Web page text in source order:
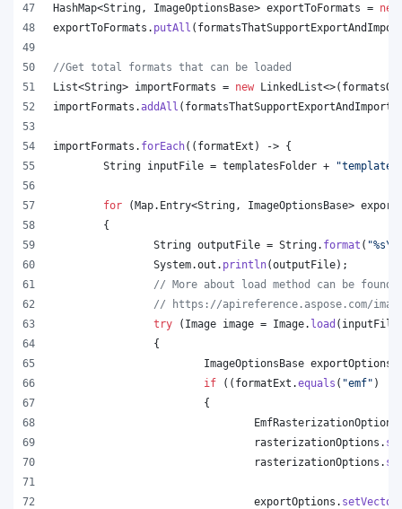
HashMap<String , ImageOptionsBase> exportToFormats = new
exportToFormats . putAll (
//Get total formats that can be loaded
List<String> importFormats = new LinkedList<>(
importFormats .addAll ( formatsThatSupportExportAndImport
importFormats . forEach(( formatExt ) -> {
String inputFile = templatesFolder +
for (Map. Entry<String , ImageOptionsBase>
	{
String outputFile = String. format ( "%s\\
System.out . println(outputFile);
// More about load method can be found
// https://apireference.aspose.com/
try ( Image image = Image. load ( inputFile
		{
ImageOptionsBase exportOptions
if (( formatExt .equals ( "emf" )
			{
EmfRasterizationOptions
rasterizationOptions .
rasterizationOptions .
exportOptions .